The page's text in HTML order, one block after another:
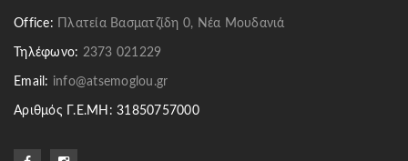
Office: Πλατεία Βασματζίδη 0, Νέα Μουδανιά
Τηλέφωνο: 2373 021229
Email: info@atsemoglou.gr
Αριθμός Γ.Ε.ΜΗ: 31850757000